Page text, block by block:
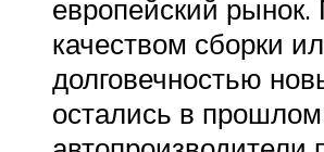
европейский
качеством сборки
долговечностью
остались в